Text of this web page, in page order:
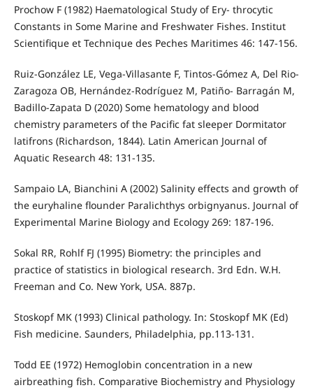
Prochow F (1982) Haematological Study of Ery- throcytic
Constants in Some Marine and Freshwater Fishes. Institut
Scientifique et Technique des Peches Maritimes 46: 147-156.
Ruiz-González LE, Vega-Villasante F, Tintos-Gómez A, Del Rio-
Zaragoza OB, Hernández-Rodríguez M, Patiño- Barragán M,
Badillo-Zapata D (2020) Some hematology and blood
chemistry parameters of the Pacific fat sleeper Dormitator
latifrons (Richardson, 1844). Latin American Journal of
Aquatic Research 48: 131-135.
Sampaio LA, Bianchini A (2002) Salinity effects and growth of
the euryhaline flounder Paralichthys orbignyanus. Journal of
Experimental Marine Biology and Ecology 269: 187-196.
Sokal RR, Rohlf FJ (1995) Biometry: the principles and
practice of statistics in biological research. 3rd Edn. W.H.
Freeman and Co. New York, USA. 887p.
Stoskopf MK (1993) Clinical pathology. In: Stoskopf MK (Ed)
Fish medicine. Saunders, Philadelphia, pp.113-131.
Todd EE (1972) Hemoglobin concentration in a new
airbreathing fish. Comparative Biochemistry and Physiology